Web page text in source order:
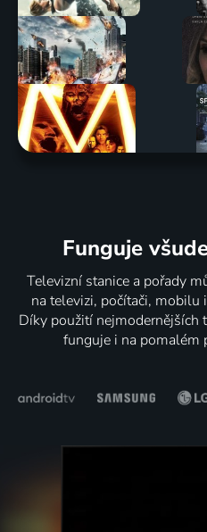
Funguje
Televizní stanice a pořady
na televizi, počítači, mobilu
Díky použití
funguje i na pomalém